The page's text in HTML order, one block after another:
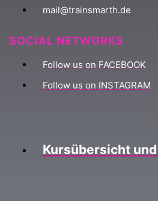
mail@trainsmarth.de
SOCIAL NETWORKS
Follow us on FACEBOOK
Follow us on INSTAGRAM
Kursübersicht